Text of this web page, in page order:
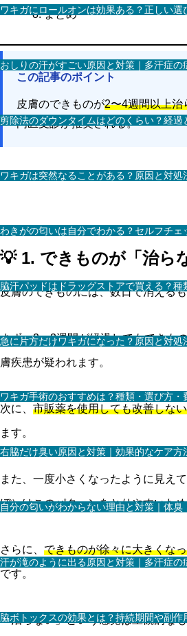
ワキガにロールオンは効果ある？正しい選
おしりの汗がすごい原因と対策｜多汗症の
剪除法のダウンタイムはどのくらい？経過
ワキガは突然なることがある？原因と対処
わきがの匂いは自分でわかる？セルフチェ
脇汗パッドはドラッグストアで買える？
急に片方だけワキガになった？原因と対処
ワキガ手術のおすすめは？種類・選び方・
右脇だけ臭い原因と対策｜効果的なケア方
自分の匂いがわからない理由と対策｜体
汗が滝のように出る原因と対策｜多汗症の
脇ボトックスの効果とは？持続期間や副作
まとめ
この記事のポイント
皮膚のできものが2〜4週間以上治
門医受診が推奨される。
💡 1. できものが「治ら
皮膚のできものには、数日で消える
まず、2〜3週間が経過してもできも
膚疾患が疑われます。
次に、 市販薬を使用しても改善しな
ます。
また、一度小さくなったように見え
ぼ）はこのパターンをとりやすいた
さらに、 できものが徐々に大きくな
です。
「治らない」という感覚は主観的な